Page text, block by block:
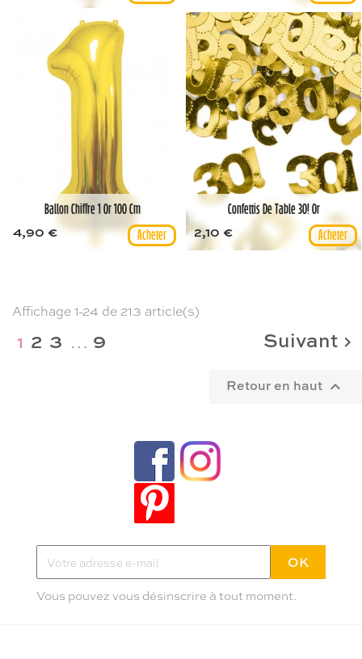
Ballon Chiffre 1 Or 100 Cm
4,90 €
Confettis De Table 30! Or
2,10 €
Affichage 1-24 de 213 article(s)
1 2 3 … 9 Suivant 
Retour en haut 
Tendances, idées déco et bons plans
Inscrivez-vous à la newletter Poppy
Pas plus de deux mails par mois
Vous pouvez vous désinscrire à tout moment.